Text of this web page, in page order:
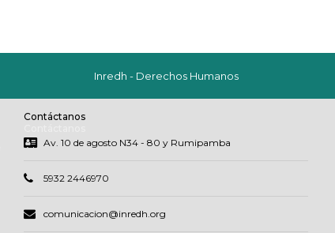
Inredh - Derechos Humanos
Contáctanos
Av. 10 de agosto N34 - 80 y Rumipamba
5932 2446970
comunicacion@inredh.org